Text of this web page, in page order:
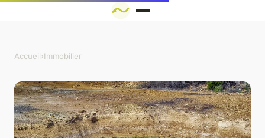
Accueil›Immobilier